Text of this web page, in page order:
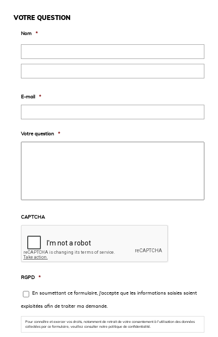
VOTRE QUESTION
Nom *
E-mail *
Votre question *
CAPTCHA
RGPD *
En soumettant ce formulaire, j'accepte que les informations saisies soient
exploitées afin de traiter ma demande.
Pour connaître et exercer vos droits, notamment de retrait de votre consentement à l'utilisation des données
collectées par ce formulaire, veuillez consulter notre politique de confidentialité.